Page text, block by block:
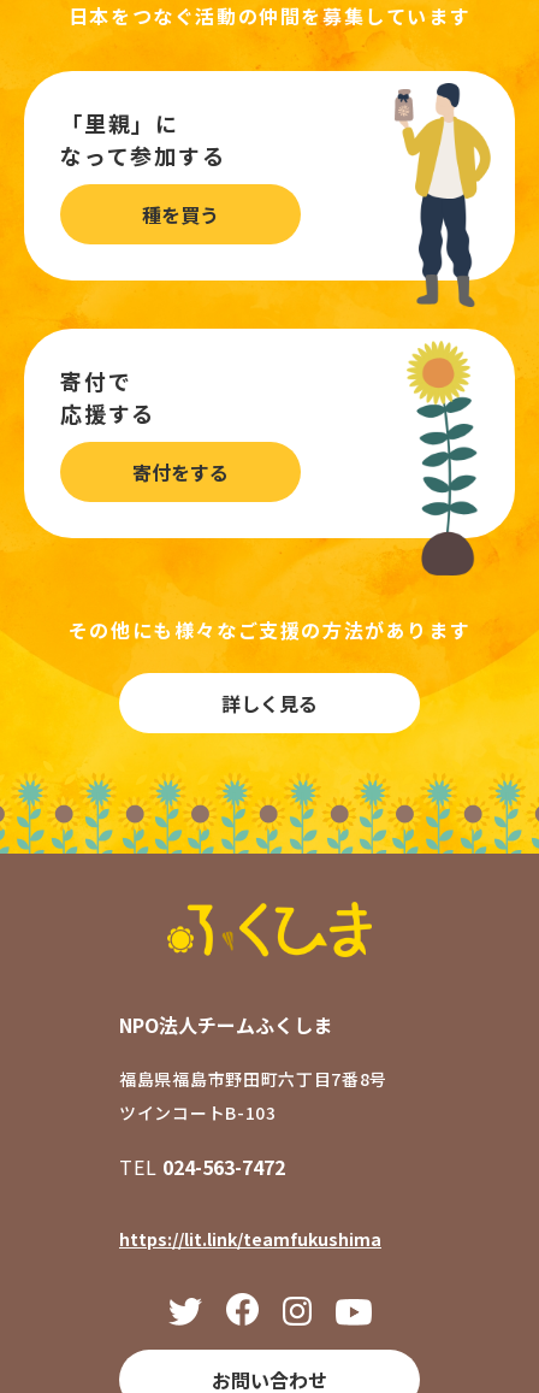
日本をつなぐ活動の仲間を募集しています
「里親」に
なって参加する
種を買う
寄付で
応援する
寄付をする
その他にも様々なご支援の方法があります
詳しく見る
NPO法人チームふくしま
福島県福島市野田町六丁目7番8号
ツインコートB-103
TEL 024-563-7472
https://lit.link/teamfukushima
お問い合わせ